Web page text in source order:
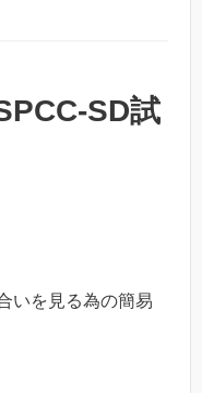
SD試
いを見る為の簡易